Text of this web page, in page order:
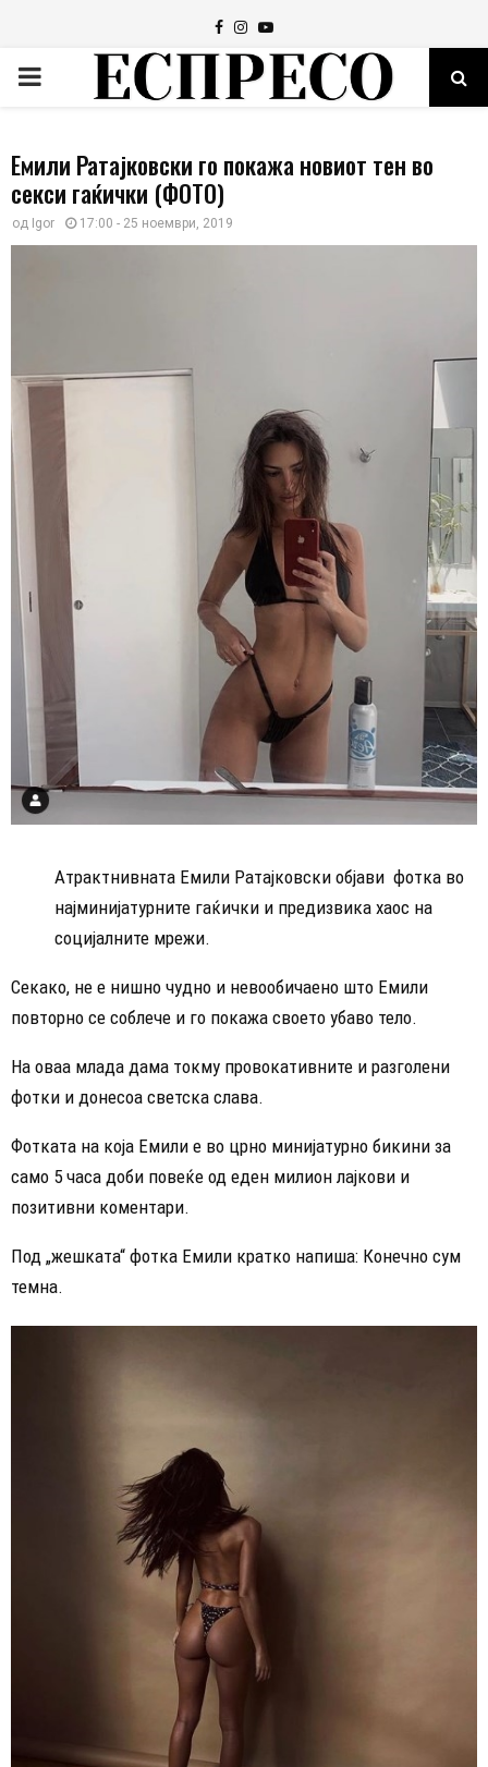
Facebook
Instagram
Youtube
PRIMARY
Емили Ратајковски го покажа новиот тен во
секси гаќички (ФОТО)
од Igor 17:00 - 25 ноември, 2019
Атрактнивната Емили Ратајковски објави фотка во
најминијатурните гаќички и предизвика хаос на
социјалните мрежи.
Секако, не е нишно чудно и невообичаено што Емили
повторно се соблече и го покажа своето убаво тело.
На оваа млада дама токму провокативните и разголени
фотки и донесоа светска слава.
Фотката на која Емили е во црно минијатурно бикини за
само 5 часа доби повеќе од еден милион лајкови и
позитивни коментари.
Под „жешката“ фотка Емили кратко напиша: Конечно сум
темна.